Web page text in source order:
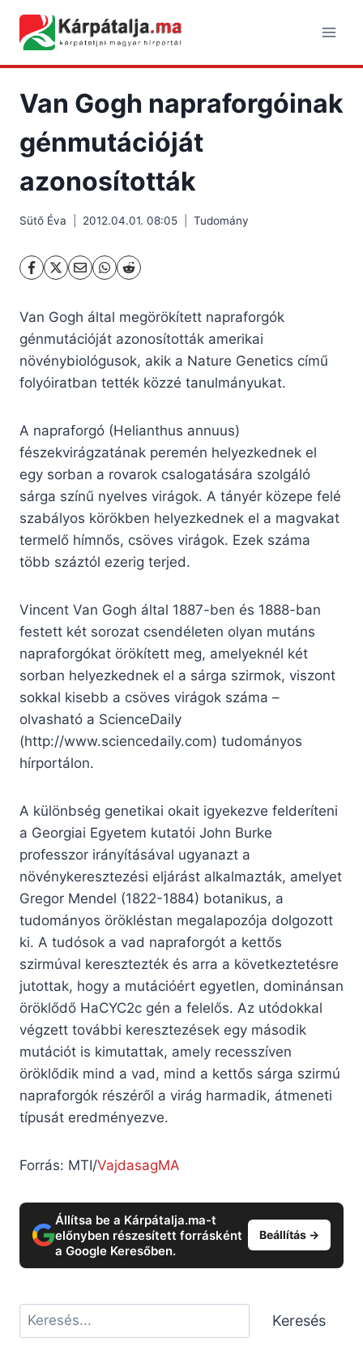
content
Van Gogh napraforgóinak
génmutációját
azonosították
Sütő Éva 2012.04.01. 08:05 Tudomány
Van Gogh által megörökített napraforgók
génmutációját azonosították amerikai
növénybiológusok, akik a Nature Genetics című
folyóiratban tették közzé tanulmányukat.
A napraforgó (Helianthus annuus)
fészekvirágzatának peremén helyezkednek el
egy sorban a rovarok csalogatására szolgáló
sárga színű nyelves virágok. A tányér közepe felé
szabályos körökben helyezkednek el a magvakat
termelő hímnős, csöves virágok. Ezek száma
több száztól ezerig terjed.
Vincent Van Gogh által 1887-ben és 1888-ban
festett két sorozat csendéleten olyan mutáns
napraforgókat örökített meg, amelyeknél két
sorban helyezkednek el a sárga szirmok, viszont
sokkal kisebb a csöves virágok száma –
olvasható a ScienceDaily
(http://www.sciencedaily.com) tudományos
hírportálon.
A különbség genetikai okait igyekezve felderíteni
a Georgiai Egyetem kutatói John Burke
professzor irányításával ugyanazt a
növénykeresztezési eljárást alkalmazták, amelyet
Gregor Mendel (1822-1884) botanikus, a
tudományos örökléstan megalapozója dolgozott
ki. A tudósok a vad napraforgót a kettős
szirmúval keresztezték és arra a következtetésre
jutottak, hogy a mutációért egyetlen, dominánsan
öröklődő HaCYC2c gén a felelős. Az utódokkal
végzett további keresztezések egy második
mutációt is kimutattak, amely recesszíven
öröklődik mind a vad, mind a kettős sárga szirmú
napraforgók részéről a virág harmadik, átmeneti
típusát eredményezve.
Forrás: MTI/VajdasagMA
Állítsa be a Kárpátalja.ma-t
előnyben részesített forrásként
a Google Keresőben.
Beállítás →
Keresés Keresés